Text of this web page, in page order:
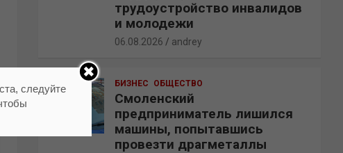
трудоустройство инвалидов
и молодежи
06.08.2026 andrey
БИЗНЕС ОБЩЕСТВО
Смоленский
предприниматель лишился
машины, попытавшись
провезти драгметаллы
следуйте